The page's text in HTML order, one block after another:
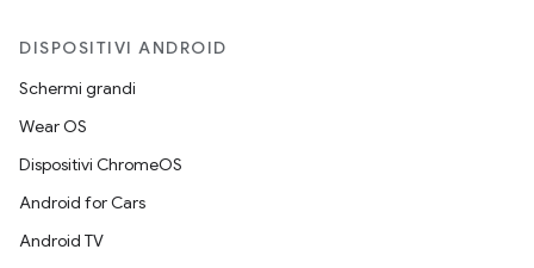
DISPOSITIVI ANDROID
Schermi grandi
Wear OS
Dispositivi ChromeOS
Android for Cars
Android TV